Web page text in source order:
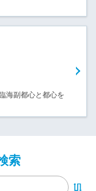
海副都心と都心を
索